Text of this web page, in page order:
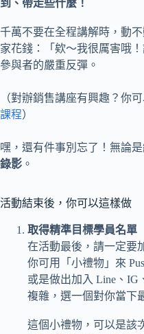
到、帶走些什麼！
千萬不要在全程講解時，動
家花錢：「欸～我很厲害哦
參與者的嚴重反彈。
（對辦銷售講座有興趣？你
課程）
嘿，還有件事別忘了！無論
錄影 。
活動結束後，你可以這樣做
取得精準目標學員名單
在活動最後，請一定要
你可用「小禮物」來
或是做出加入 Line、IG
複雜，選一個對你當下
這個小禮物，可以是該